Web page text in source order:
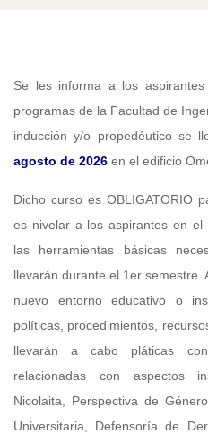
Se les informa a los
programas de la Facultad de
inducción y/o propedéutico se
agosto de 2026 en el edificio
Dicho curso es OBLIGATORIO
es nivelar a los aspirantes en
las herramientas básicas
llevarán durante el 1er semestre.
nuevo entorno educativo o
políticas, procedimientos,
llevarán a cabo pláticas
relacionadas con aspectos
Nicolaita, Perspectiva de
Universitaria, Defensoría de